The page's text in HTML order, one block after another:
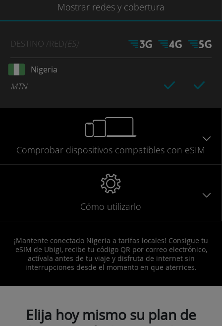
Mostrar redes y cobertura
DESTINO /RED(ES)
Nigeria
MTN
Comprobar dispositivos compatibles con eSIM
Cómo utilizarlo
¡Mantente conectado Nigeria a tarifas locales! Consigue tu
eSIM de Ubigi, recibe tu código QR por correo electrónico,
actívala antes de tu viaje y disfruta de internet sin
interrupciones desde el momento en que aterrices.
Elija hoy mismo su plan de